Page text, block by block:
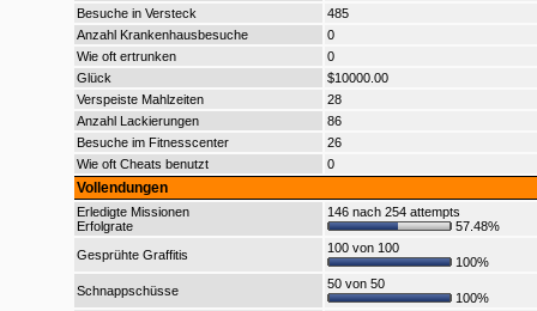
Besuche in Versteck
485
Anzahl Krankenhausbesuche
0
Wie oft ertrunken
0
Glück
$10000.00
Verspeiste Mahlzeiten
28
Anzahl Lackierungen
86
Besuche im Fitnesscenter
26
Wie oft Cheats benutzt
0
Vollendungen
Erledigte Missionen
Erfolgrate
146 nach 254 attempts
57.48%
Gesprühte Graffitis
100 von 100
100%
Schnappschüsse
50 von 50
100%